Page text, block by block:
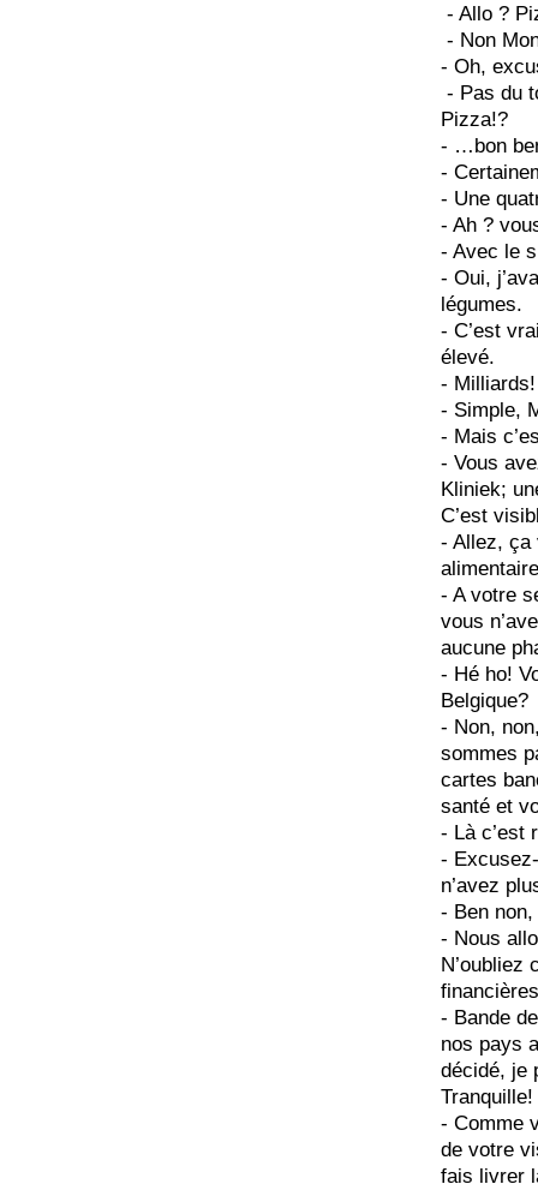
- Allo ?
- Non
- Oh,
- Pas du
Pizza!?
- …bon
-
- Une
- Ah ?
- Avec le
- Oui,
légumes.
- C’est
élevé.
-
- Simple,
- Mais
- Vous
Kliniek;
C’est
- Allez, ça
- A votre
vous
aucune
- Hé ho!
Belgique?
- Non,
sommes
cartes
santé et
- Là c’est
-
n’avez
- Ben
- Nous
N’oubliez
- Bande
nos pays
décidé, je
Tranquille!
- Comme
de votre
fais livrer